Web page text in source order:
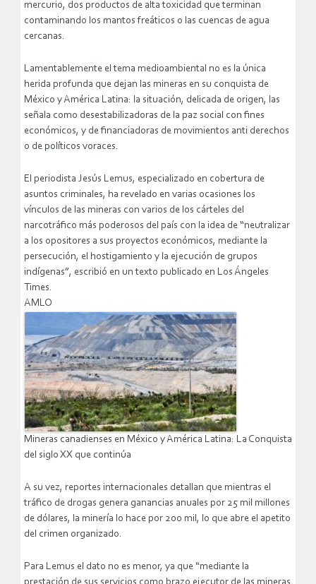
mercurio, dos productos de alta toxicidad que terminan
contaminando los mantos freáticos o las cuencas de agua
cercanas.
Lamentablemente el tema medioambiental no es la única
herida profunda que dejan las mineras en su conquista de
México y América Latina: la situación, delicada de origen, las
señala como desestabilizadoras de la paz social con fines
económicos, y de financiadoras de movimientos anti derechos
o de políticos voraces.
El periodista Jesús Lemus, especializado en cobertura de
asuntos criminales, ha revelado en varias ocasiones los
vínculos de las mineras con varios de los cárteles del
narcotráfico más poderosos del país con la idea de “neutralizar
a los opositores a sus proyectos económicos, mediante la
persecución, el hostigamiento y la ejecución de grupos
indígenas”, escribió en un texto publicado en Los Ángeles
Times.
AMLO
Mineras canadienses en México y América Latina: La Conquista
del siglo XX que continúa
A su vez, reportes internacionales detallan que mientras el
tráfico de drogas genera ganancias anuales por 25 mil millones
de dólares, la minería lo hace por 200 mil, lo que abre el apetito
del crimen organizado.
Para Lemus el dato no es menor, ya que “mediante la